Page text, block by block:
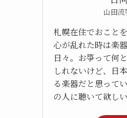
山田流
札幌在住でおこと
心が乱れた時は楽
日々。お箏って何
しれないけど、日
る楽器だと思って
の人に聴いて欲し